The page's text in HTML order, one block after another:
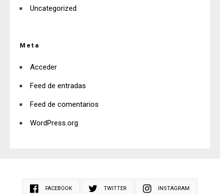
Uncategorized
Meta
Acceder
Feed de entradas
Feed de comentarios
WordPress.org
FACEBOOK TWITTER INSTAGRAM